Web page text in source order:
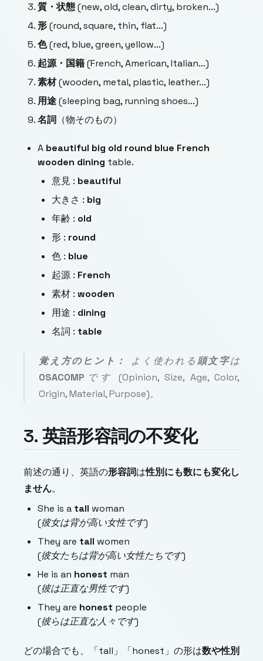
質・状態(new, old, clean, dirty, broken...)
形(round, square, thin, flat...)
色(red, blue, green, yellow...)
起源・国籍(French, American, Italian...)
素材(wooden, metal, plastic, leather...)
用途(sleeping bag, running shoes...)
名詞 （物そのもの）
A beautiful big old round blue French
wooden dining table.
意見 : beautiful
大きさ : big
年齢 : old
形 : round
色 : blue
起源 : French
素材 : wooden
用途 : dining
名詞 : table
覚え方のヒント： よく使われる頭文字は
OSACOMP です (Opinion, Size, Age, Color,
Origin, Material, Purpose)。
3. 英語形容詞の不変化
前述の通り、英語の形容詞は性別にも数にも変化し
ません。
She is a tall woman
(彼女は背が高い女性です)
They are tall women
(彼女たちは背が高い女性たちです)
He is an honest man
(彼は正直な男性です)
They are honest people
(彼らは正直な人々です)
どの場合でも、「tall」「honest」の形は数や性別